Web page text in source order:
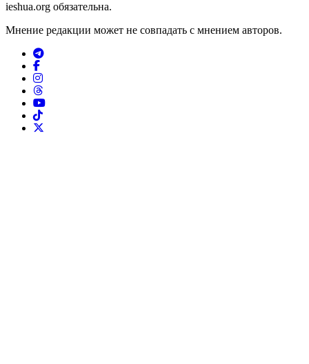
ieshua.org обязательна.
Мнение редакции может не совпадать с мнением авторов.